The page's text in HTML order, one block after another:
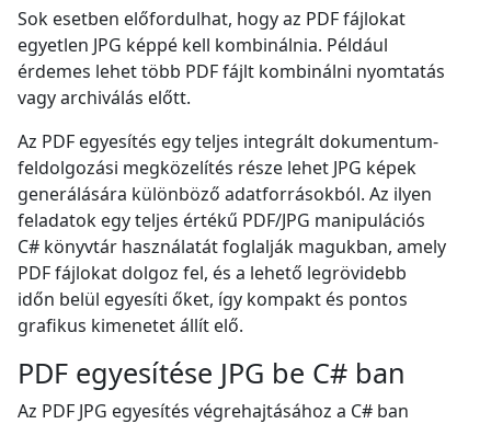
Sok esetben előfordulhat, hogy az PDF fájlokat
egyetlen JPG képpé kell kombinálnia. Például
érdemes lehet több PDF fájlt kombinálni nyomtatás
vagy archiválás előtt.
Az PDF egyesítés egy teljes integrált dokumentum-
feldolgozási megközelítés része lehet JPG képek
generálására különböző adatforrásokból. Az ilyen
feladatok egy teljes értékű PDF/JPG manipulációs
C# könyvtár használatát foglalják magukban, amely
PDF fájlokat dolgoz fel, és a lehető legrövidebb
időn belül egyesíti őket, így kompakt és pontos
grafikus kimenetet állít elő.
PDF egyesítése JPG be C# ban
Az PDF JPG egyesítés végrehajtásához a C# ban